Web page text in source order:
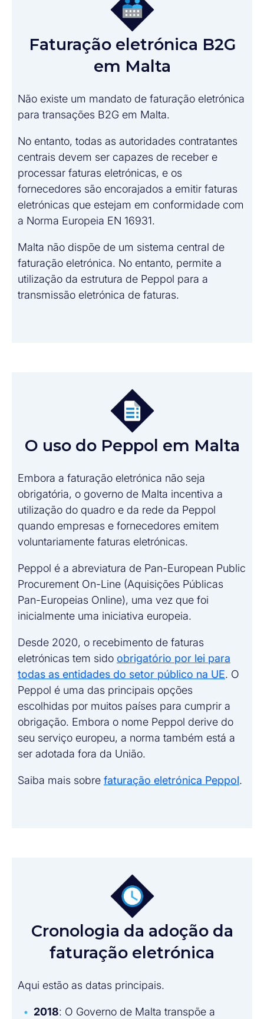
Faturação eletrónica B2G
em Malta
Não existe um mandato de faturação eletrónica
para transações B2G em Malta.
No entanto, todas as autoridades contratantes
centrais devem ser capazes de receber e
processar faturas eletrónicas, e os
fornecedores são encorajados a emitir faturas
eletrónicas que estejam em conformidade com
a Norma Europeia EN 16931.
Malta não dispõe de um sistema central de
faturação eletrónica. No entanto, permite a
utilização da estrutura de Peppol para a
transmissão eletrónica de faturas.
O uso do Peppol em Malta
Embora a faturação eletrónica não seja
obrigatória, o governo de Malta incentiva a
utilização do quadro e da rede da Peppol
quando empresas e fornecedores emitem
voluntariamente faturas eletrónicas.
Peppol é a abreviatura de Pan-European Public
Procurement On-Line (Aquisições Públicas
Pan-Europeias Online), uma vez que foi
inicialmente uma iniciativa europeia.
Desde 2020, o recebimento de faturas
eletrónicas tem sido obrigatório por lei para
todas as entidades do setor público na UE. O
Peppol é uma das principais opções
escolhidas por muitos países para cumprir a
obrigação. Embora o nome Peppol derive do
seu serviço europeu, a norma também está a
ser adotada fora da União.
Saiba mais sobre faturação eletrónica Peppol.
Cronologia da adoção da
faturação eletrónica
Aqui estão as datas principais.
2018: O Governo de Malta transpõe a